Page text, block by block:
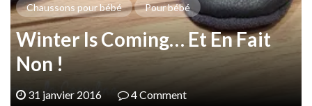
Chaussons pour bébé Pour bébé
Winter Is Coming… Et En Fait
Non !
31 janvier 2016 4 Comment